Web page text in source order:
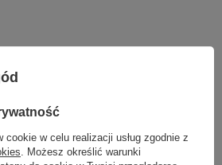
w celu realizacji usług zgodnie z
. Możesz określić warunki